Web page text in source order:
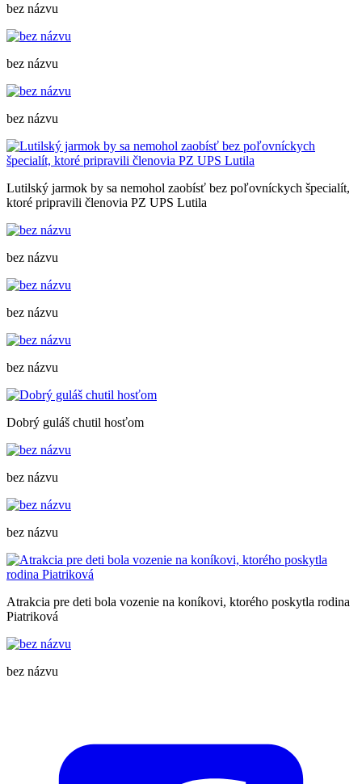
bez názvu
bez názvu
bez názvu
Lutilský jarmok by sa nemohol zaobísť bez poľovníckych špecialít,
ktoré pripravili členovia PZ UPS Lutila
bez názvu
bez názvu
bez názvu
Dobrý guláš chutil hosťom
bez názvu
bez názvu
Atrakcia pre deti bola vozenie na koníkovi, ktorého poskytla rodina
Piatriková
bez názvu